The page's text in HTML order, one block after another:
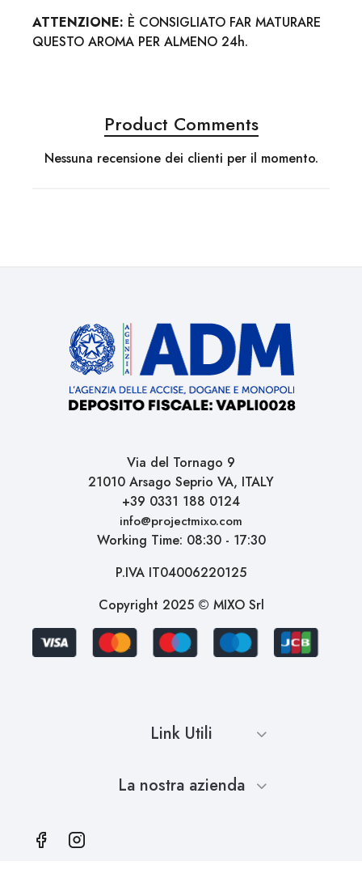
ATTENZIONE: È CONSIGLIATO FAR MATURARE
QUESTO AROMA PER ALMENO 24h.
Product Comments
Nessuna recensione dei clienti per il momento.
Via del Tornago 9
21010 Arsago Seprio VA, ITALY
+39 0331 188 0124
info@projectmixo.com
Working Time: 08:30 - 17:30
P.IVA IT04006220125
Copyright 2025 © MIXO Srl
Link Utili
La nostra azienda